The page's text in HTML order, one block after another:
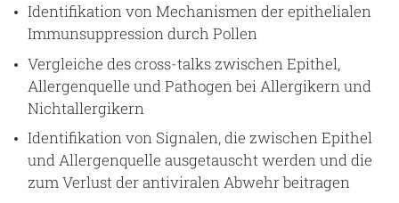
Identifikation von Mechanismen der epithelialen
Immunsuppression durch Pollen
Vergleiche des cross-talks zwischen Epithel,
Allergenquelle und Pathogen bei Allergikern und
Nichtallergikern
Identifikation von Signalen, die zwischen Epithel
und Allergenquelle ausgetauscht werden und die
zum Verlust der antiviralen Abwehr beitragen